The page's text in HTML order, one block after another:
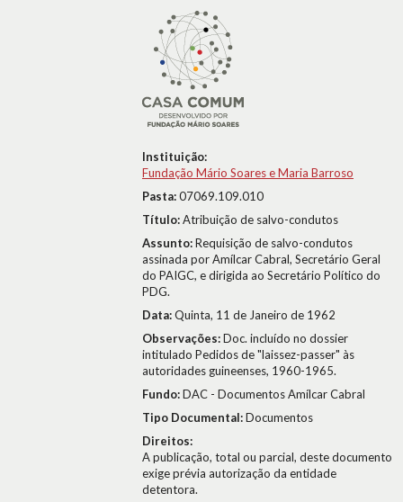
Instituição:
Fundação Mário Soares e Maria Barroso
Pasta:07069.109.010
Título:Atribuição de salvo-condutos
Assunto:Requisição de salvo-condutos
assinada por Amílcar Cabral, Secretário Geral
do PAIGC, e dirigida ao Secretário Político do
PDG.
Data:Quinta, 11 de Janeiro de 1962
Observações:Doc. incluído no dossier
intitulado Pedidos de "laissez-passer" às
autoridades guineenses, 1960-1965.
Fundo:DAC - Documentos Amílcar Cabral
Tipo Documental:Documentos
Direitos:
A publicação, total ou parcial, deste documento
exige prévia autorização da entidade
detentora.